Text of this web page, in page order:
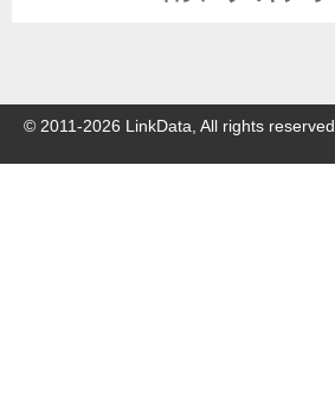
© 2011-2026 LinkData, All rights reserved.